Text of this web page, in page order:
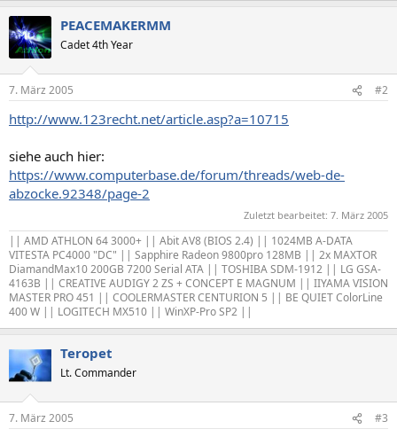
PEACEMAKERMM
Cadet 4th Year
7. März 2005 #2
http://www.123recht.net/article.asp?a=10715
siehe auch hier:
https://www.computerbase.de/forum/threads/web-de-
abzocke.92348/page-2
Zuletzt bearbeitet: 7. März 2005
|| AMD ATHLON 64 3000+ || Abit AV8 (BIOS 2.4) || 1024MB A-DATA
VITESTA PC4000 "DC" || Sapphire Radeon 9800pro 128MB || 2x MAXTOR
DiamandMax10 200GB 7200 Serial ATA || TOSHIBA SDM-1912 || LG GSA-
4163B || CREATIVE AUDIGY 2 ZS + CONCEPT E MAGNUM || IIYAMA VISION
MASTER PRO 451 || COOLERMASTER CENTURION 5 || BE QUIET ColorLine
400 W || LOGITECH MX510 || WinXP-Pro SP2 ||
Teropet
Lt. Commander
7. März 2005 #3